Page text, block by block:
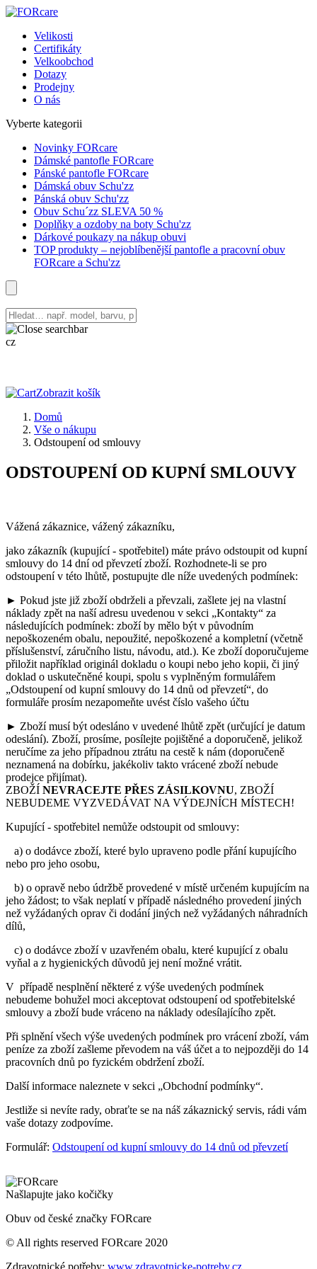
Velikosti
Certifikáty
Velkoobchod
Dotazy
Prodejny
O nás
Vyberte kategorii
Novinky FORcare
Dámské pantofle FORcare
Pánské pantofle FORcare
Dámská obuv Schu'zz
Pánská obuv Schu'zz
Obuv Schu´zz SLEVA 50 %
Doplňky a ozdoby na boty Schu'zz
Dárkové poukazy na nákup obuvi
TOP produkty – nejoblíbenější pantofle a pracovní obuv
FORcare a Schu'zz
cz
Zobrazit košík
Domů
Vše o nákupu
Odstoupení od smlouvy
ODSTOUPENÍ OD KUPNÍ SMLOUVY
Vážená zákaznice, vážený zákazníku,
jako zákazník (kupující - spotřebitel) máte právo odstoupit od kupní
smlouvy do 14 dní od převzetí zboží. Rozhodnete-li se pro
odstoupení v této lhůtě, postupujte dle níže uvedených podmínek:
► Pokud jste již zboží obdrželi a převzali, zašlete jej na vlastní
náklady zpět na naší adresu uvedenou v sekci „Kontakty“ za
následujících podmínek: zboží by mělo být v původním
nepoškozeném obalu, nepoužité, nepoškozené a kompletní (včetně
příslušenství, záručního listu, návodu, atd.). Ke zboží doporučujeme
přiložit například originál dokladu o koupi nebo jeho kopii, či jiný
doklad o uskutečněné koupi, spolu s vyplněným formulářem
„Odstoupení od kupní smlouvy do 14 dnů od převzetí“, do
formuláře prosím nezapomeňte uvést číslo vašeho účtu
► Zboží musí být odesláno v uvedené lhůtě zpět (určující je datum
odeslání). Zboží, prosíme, posílejte pojištěné a doporučeně, jelikož
neručíme za jeho případnou ztrátu na cestě k nám (doporučeně
neznamená na dobírku, jakékoliv takto vrácené zboží nebude
prodejce přijímat).
ZBOŽÍ NEVRACEJTE PŘES ZÁSILKOVNU, ZBOŽÍ
NEBUDEME VYZVEDÁVAT NA VÝDEJNÍCH MÍSTECH!
Kupující - spotřebitel nemůže odstoupit od smlouvy:
a) o dodávce zboží, které bylo upraveno podle přání kupujícího
nebo pro jeho osobu,
b) o opravě nebo údržbě provedené v místě určeném kupujícím na
jeho žádost; to však neplatí v případě následného provedení jiných
než vyžádaných oprav či dodání jiných než vyžádaných náhradních
dílů,
c) o dodávce zboží v uzavřeném obalu, které kupující z obalu
vyňal a z hygienických důvodů jej není možné vrátit.
V případě nesplnění některé z výše uvedených podmínek
nebudeme bohužel moci akceptovat odstoupení od spotřebitelské
smlouvy a zboží bude vráceno na náklady odesílajícího zpět.
Při splnění všech výše uvedených podmínek pro vrácení zboží, vám
peníze za zboží zašleme převodem na váš účet a to nejpozději do 14
pracovních dnů po fyzickém obdržení zboží.
Další informace naleznete v sekci „Obchodní podmínky“.
Jestliže si nevíte rady, obraťte se na náš zákaznický servis, rádi vám
vaše dotazy zodpovíme.
Formulář: Odstoupení od kupní smlouvy do 14 dnů od převzetí
Našlapujte jako kočičky
Obuv od české značky FORcare
© All rights reserved FORcare 2020
Zdravotnické potřeby: www.zdravotnicke-potreby.cz